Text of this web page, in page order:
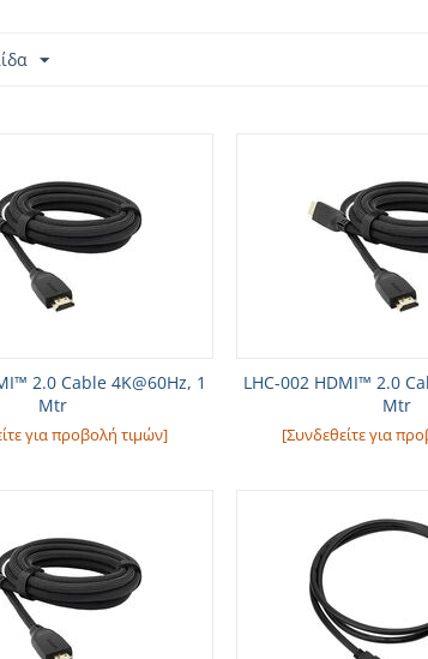
2.0 Cable 4K@60Hz, 1
Mtr
για προβολή τιμών]
LHC-002 HDMI™ 2.0
Mtr
[Συνδεθείτε για